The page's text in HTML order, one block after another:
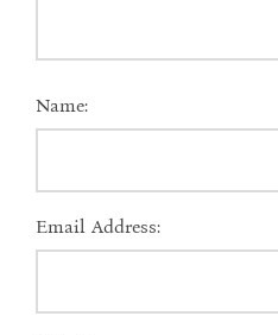
Name:
Email Address: